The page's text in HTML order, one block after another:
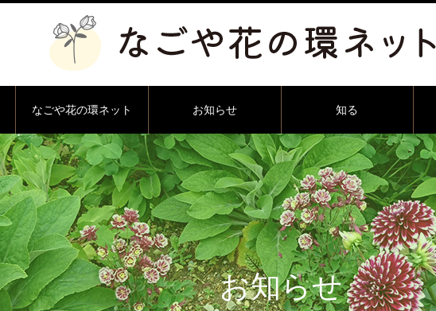
なごや花の環ネット お知らせ 知る
お知らせ